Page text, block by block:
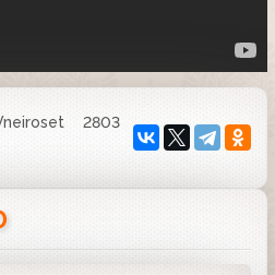
2803